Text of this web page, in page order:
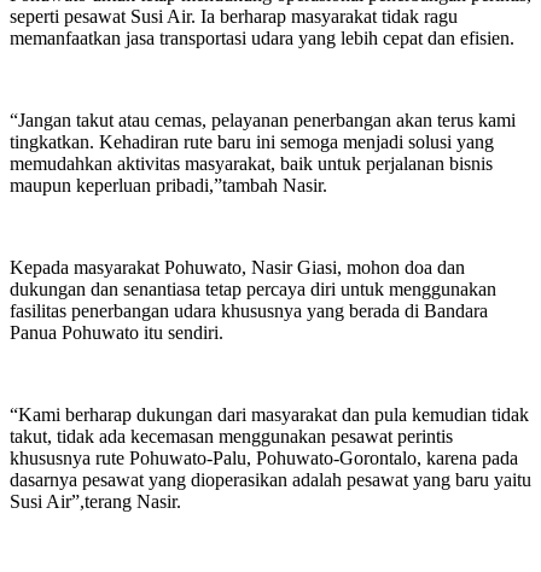
seperti pesawat Susi Air. Ia berharap masyarakat tidak ragu
memanfaatkan jasa transportasi udara yang lebih cepat dan efisien.
“Jangan takut atau cemas, pelayanan penerbangan akan terus kami
tingkatkan. Kehadiran rute baru ini semoga menjadi solusi yang
memudahkan aktivitas masyarakat, baik untuk perjalanan bisnis
maupun keperluan pribadi,”tambah Nasir.
Kepada masyarakat Pohuwato, Nasir Giasi, mohon doa dan
dukungan dan senantiasa tetap percaya diri untuk menggunakan
fasilitas penerbangan udara khususnya yang berada di Bandara
Panua Pohuwato itu sendiri.
“Kami berharap dukungan dari masyarakat dan pula kemudian tidak
takut, tidak ada kecemasan menggunakan pesawat perintis
khususnya rute Pohuwato-Palu, Pohuwato-Gorontalo, karena pada
dasarnya pesawat yang dioperasikan adalah pesawat yang baru yaitu
Susi Air”,terang Nasir.